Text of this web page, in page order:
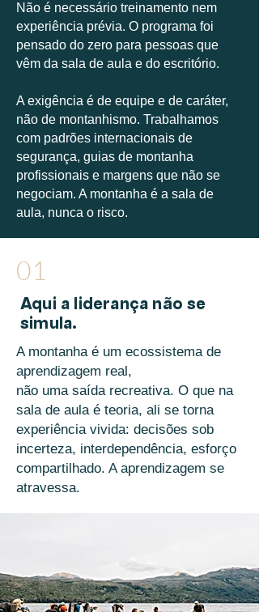
Não é necessário treinamento nem
experiência prévia. O programa foi
pensado do zero para pessoas que
vêm da sala de aula e do escritório.
A exigência é de equipe e de caráter,
não de montanhismo. Trabalhamos
com padrões internacionais de
segurança, guias de montanha
profissionais e margens que não se
negociam. A montanha é a sala de
aula, nunca o risco.
01
Aqui a liderança não se
simula.
A montanha é um ecossistema de
aprendizagem real,
não uma saída recreativa. O que na
sala de aula é teoria, ali se torna
experiência vivida: decisões sob
incerteza, interdependência, esforço
compartilhado. A aprendizagem se
atravessa.